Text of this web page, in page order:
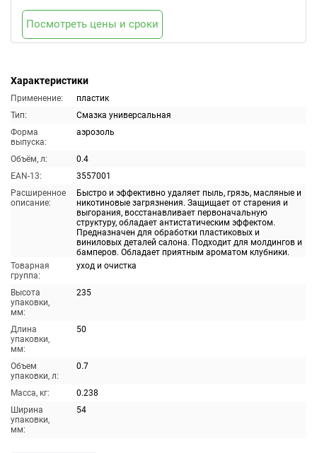
Характеристики
Применение:
пластик
Тип:
Смазка универсальная
Форма
выпуска:
аэрозоль
Объём, л:
0.4
EAN-13:
3557001
Расширенное
описание:
Быстро и эффективно удаляет пыль, грязь, масляные и
никотиновые загрязнения. Защищает от старения и
выгорания, восстанавливает первоначальную
структуру, обладает антистатическим эффектом.
Предназначен для обработки пластиковых и
виниловых деталей салона. Подходит для молдингов и
бамперов. Обладает приятным ароматом клубники.
Товарная
группа:
уход и очистка
Высота
упаковки,
мм:
235
Длина
упаковки,
мм:
50
Объем
упаковки, л:
0.7
Масса, кг:
0.238
Ширина
упаковки,
мм:
54
Посмотреть цены и сроки